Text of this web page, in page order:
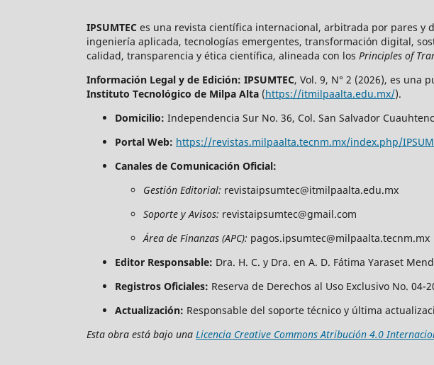
IPSUMTEC es una revista científica internacional, arbitrada por pares y
ingeniería aplicada, tecnologías emergentes, transformación digital,
calidad, transparencia y ética científica, alineada con los Principles of
Información Legal y de Edición: IPSUMTEC, Vol. 9, N° 2 (2026), es una
Instituto Tecnológico de Milpa Alta (https://itmilpaalta.edu.mx/).
Domicilio: Independencia Sur No. 36, Col. San Salvador
Portal Web: https://revistas.milpaalta.tecnm.mx/index.php/
Canales de Comunicación Oficial:
Gestión Editorial: revistaipsumtec@itmilpaalta.edu.mx
Soporte y Avisos: revistaipsumtec@gmail.com
Área de Finanzas (APC): pagos.ipsumtec@milpaalta.tecnm.mx
Editor Responsable: Dra. H. C. y Dra. en A. D. Fátima Yaraset
Registros Oficiales: Reserva de Derechos al Uso Exclusivo No. 04-
Actualización: Responsable del soporte técnico y última
Esta obra está bajo una Licencia Creative Commons Atribución 4.0